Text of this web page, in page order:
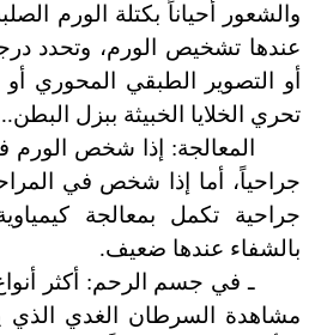
والشعور أحياناً بكتلة الورم
عندها تشخيص الورم، وتحدد
أو التصوير الطبقي المحوري
تحري الخلايا الخبيثة ببزل البطن..
المعالجة: إذا شخص
جراحياً، أما إذا شخص في
جراحية تكمل بمعالجة
بالشفاء عندها ضعيف.
ـ في جسم الرحم: أكثر
مشاهدة السرطان الغدي